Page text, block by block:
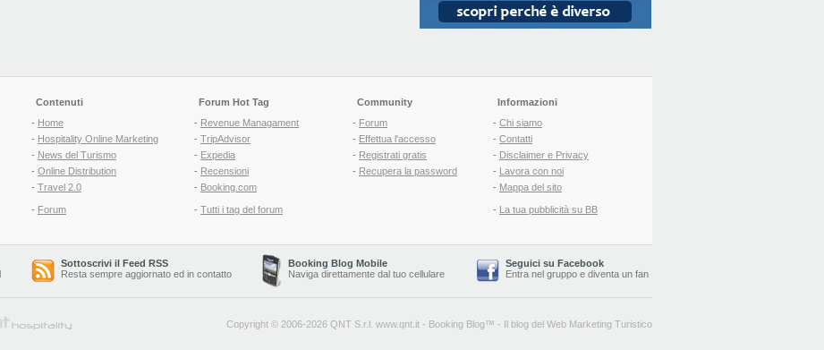
Contenuti
- Home
- Hospitality Online Marketing
- News del Turismo
- Online Distribution
- Travel 2.0
- Forum
Forum Hot Tag
- Revenue Managament
- TripAdvisor
- Expedia
- Recensioni
- Booking.com
- Tutti i tag del forum
Community
- Forum
- Effettua l'accesso
- Registrati gratis
- Recupera la password
Informazioni
- Chi siamo
- Contatti
- Disclaimer e Privacy
- Lavora con noi
- Mappa del sito
- La tua pubblicità su BB
Sottoscrivi il Feed RSS
Resta sempre aggiornato ed in contatto
Booking Blog Mobile
Naviga direttamente dal tuo cellulare
Seguici su Facebook
Entra nel gruppo e diventa un fan
Copyright © 2006-2026 QNT S.r.l. www.qnt.it - Booking Blog™ - Il blog del Web Marketing Turistico